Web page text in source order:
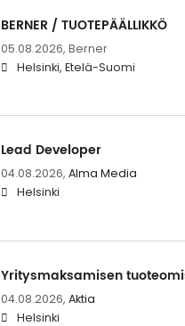
BERNER / TUOTEPÄÄLLIKKÖ
05.08.2026, Berner
Helsinki, Etelä-Suomi
Lead Developer
04.08.2026, Alma Media
Helsinki
Yritysmaksamisen
04.08.2026, Aktia
Helsinki